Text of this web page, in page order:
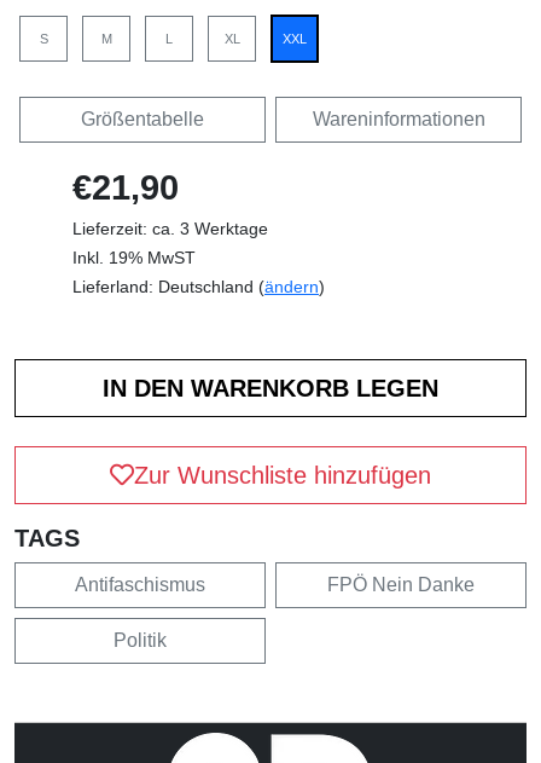
S M L XL XXL
Größentabelle Wareninformationen
€21,90
Lieferzeit: ca. 3 Werktage
Inkl. 19% MwST
Lieferland: Deutschland (ändern)
Zur Wunschliste hinzufügen
TAGS
Antifaschismus FPÖ Nein Danke
Politik